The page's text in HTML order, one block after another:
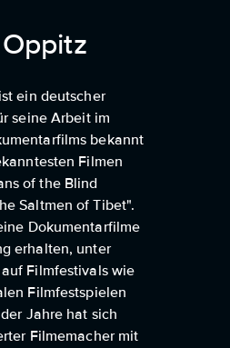
ein deutscher
seine Arbeit im
bekannt
Filmen
of the Blind
Saltmen of Tibet".
Dokumentarfilme
erhalten, unter
Filmfestivals wie
Filmfestspielen
Jahre hat sich
Filmemacher mit